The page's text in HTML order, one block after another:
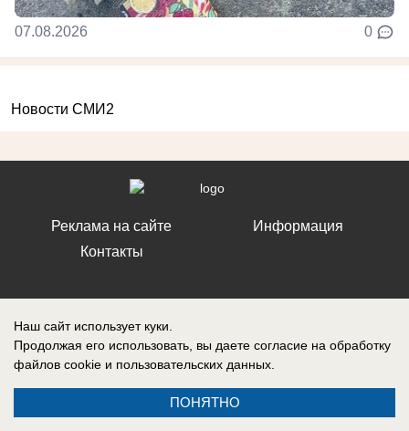
07.08.2026 0
Новости СМИ2
Реклама на сайте
Контакты
Информация
Запись о регистрации СМИ: ЭЛ № ФС 77 – 86242, выдано
Федеральной службой по надзору в сфере связи, информационных
технологий и массовых коммуникаций (Роскомнадзор) 10 ноября 2023
г.
Наш сайт использует куки.
Продолжая его использовать, вы даете согласие на обработку
файлов cookie и пользовательских данных.
ПОНЯТНО